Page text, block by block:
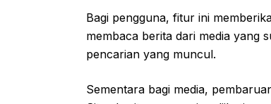
Bagi pengguna, fitur ini
membaca berita dari media yang
pencarian yang muncul.
Sementara bagi media,